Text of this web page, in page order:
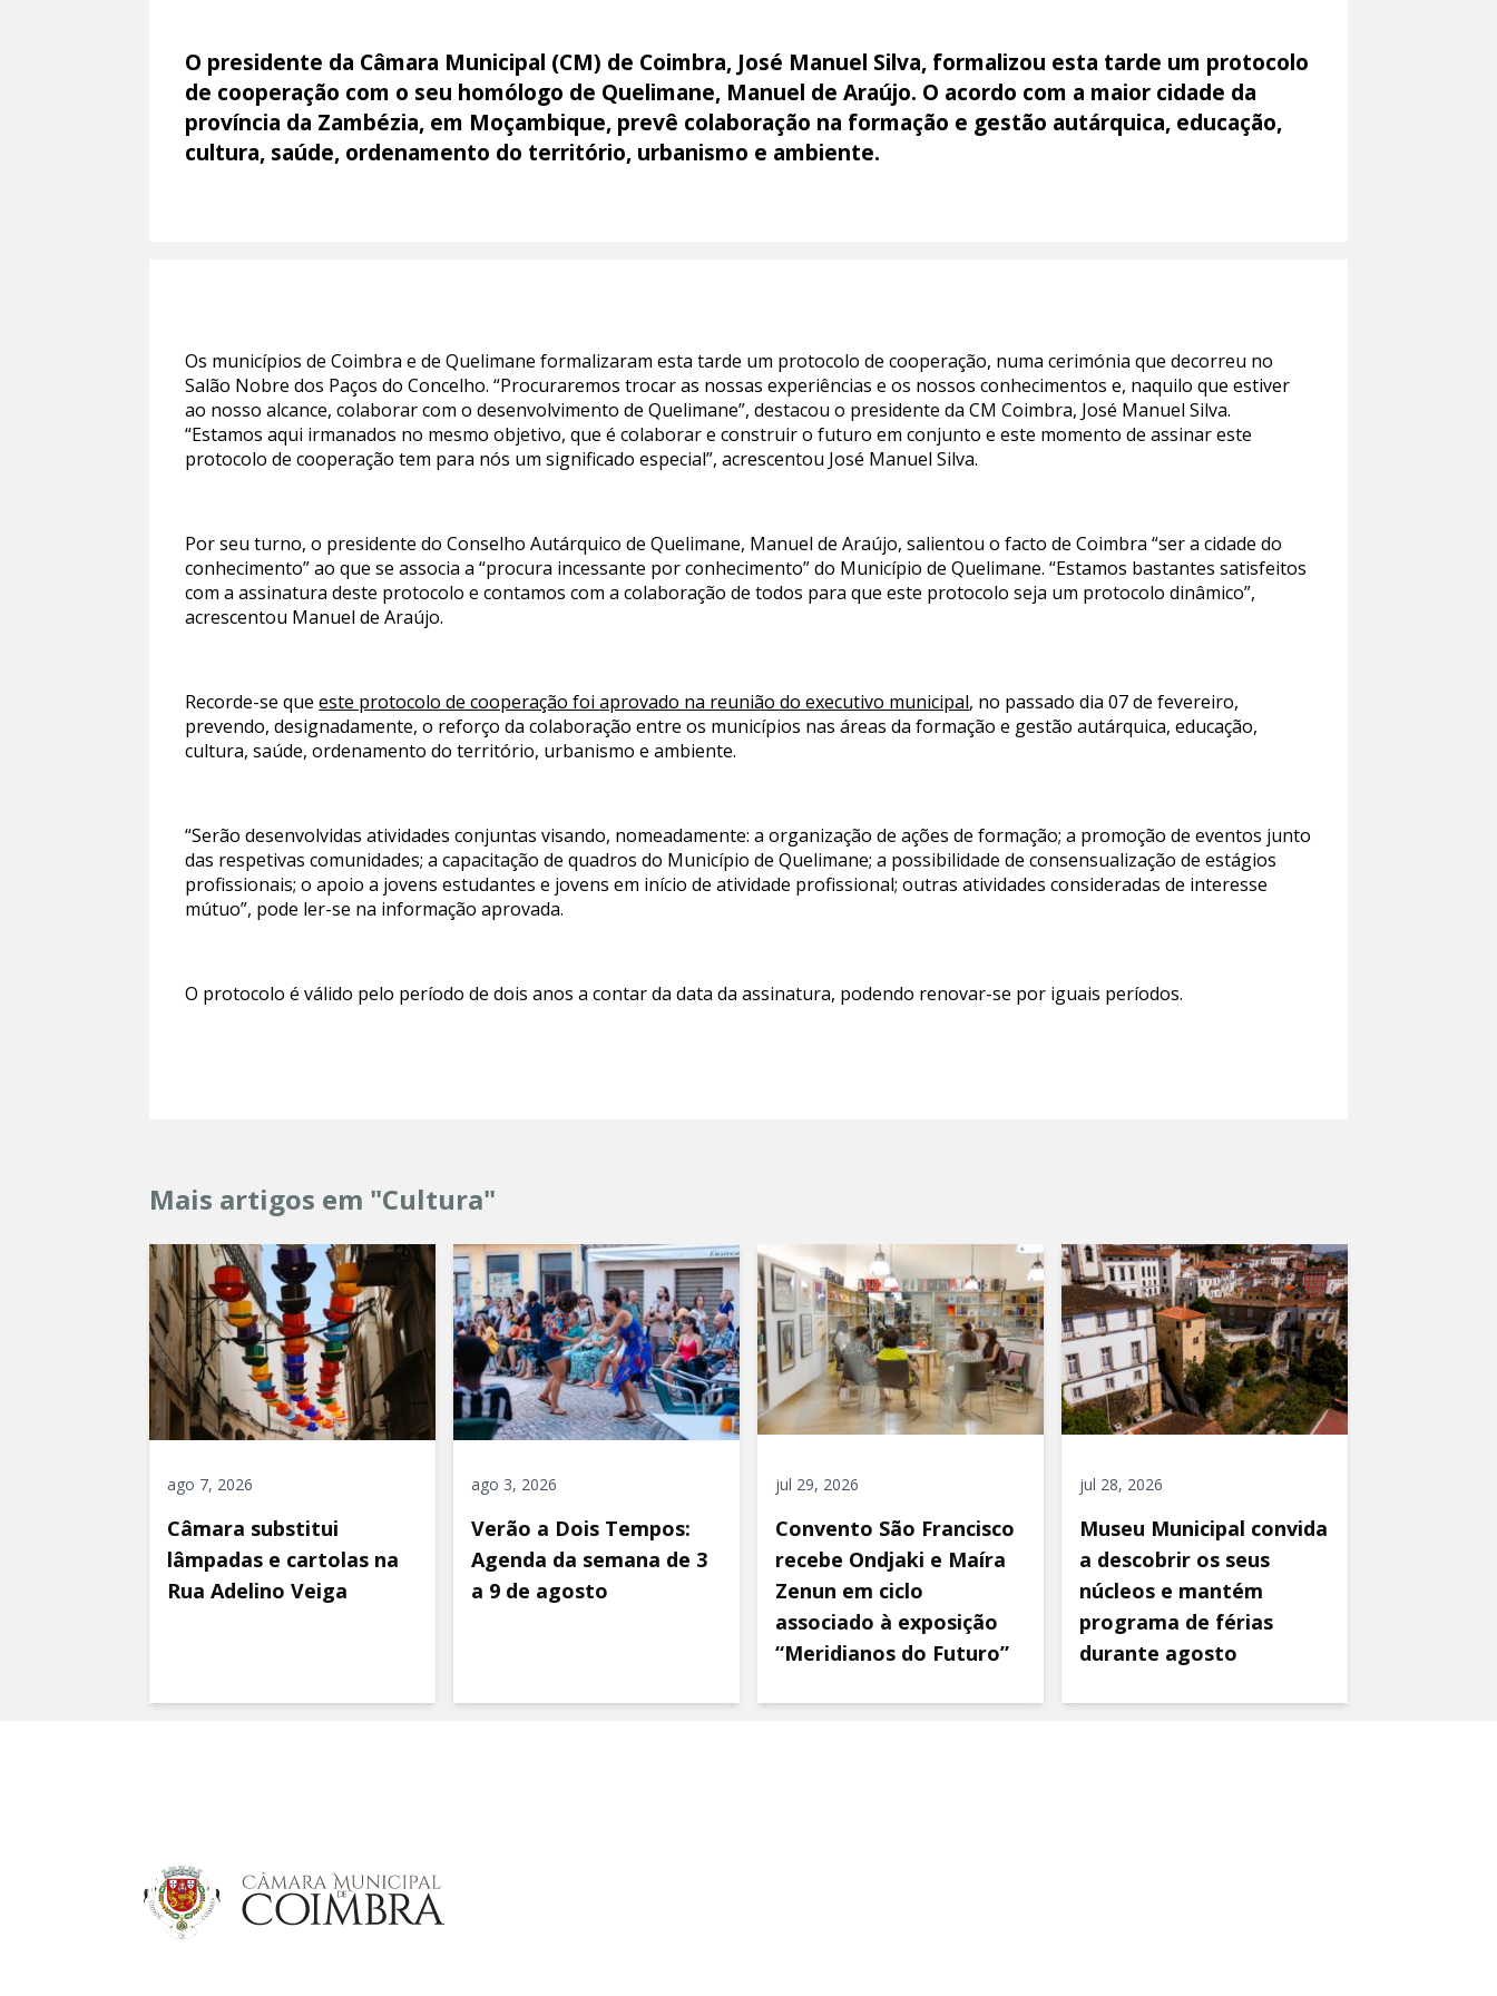
O presidente da Câmara Municipal (CM) de Coimbra, José Manuel Silva, formalizou esta tarde um protocolo
de cooperação com o seu homólogo de Quelimane, Manuel de Araújo. O acordo com a maior cidade da
província da Zambézia, em Moçambique, prevê colaboração na formação e gestão autárquica, educação,
cultura, saúde, ordenamento do território, urbanismo e ambiente.
Os municípios de Coimbra e de Quelimane formalizaram esta tarde um protocolo de cooperação, numa cerimónia que decorreu no
Salão Nobre dos Paços do Concelho. “Procuraremos trocar as nossas experiências e os nossos conhecimentos e, naquilo que estiver
ao nosso alcance, colaborar com o desenvolvimento de Quelimane”, destacou o presidente da CM Coimbra, José Manuel Silva.
“Estamos aqui irmanados no mesmo objetivo, que é colaborar e construir o futuro em conjunto e este momento de assinar este
protocolo de cooperação tem para nós um significado especial”, acrescentou José Manuel Silva.
Por seu turno, o presidente do Conselho Autárquico de Quelimane, Manuel de Araújo, salientou o facto de Coimbra “ser a cidade do
conhecimento” ao que se associa a “procura incessante por conhecimento” do Município de Quelimane. “Estamos bastantes satisfeitos
com a assinatura deste protocolo e contamos com a colaboração de todos para que este protocolo seja um protocolo dinâmico”,
acrescentou Manuel de Araújo.
Recorde-se queeste protocolo de cooperação foi aprovado na reunião do executivo municipal, no passado dia 07 de fevereiro,
prevendo, designadamente, o reforço da colaboração entre os municípios nas áreas da formação e gestão autárquica, educação,
cultura, saúde, ordenamento do território, urbanismo e ambiente.
“Serão desenvolvidas atividades conjuntas visando, nomeadamente: a organização de ações de formação; a promoção de eventos junto
das respetivas comunidades; a capacitação de quadros do Município de Quelimane; a possibilidade de consensualização de estágios
profissionais; o apoio a jovens estudantes e jovens em início de atividade profissional; outras atividades consideradas de interesse
mútuo”, pode ler-se na informação aprovada.
O protocolo é válido pelo período de dois anos a contar da data da assinatura, podendo renovar-se por iguais períodos.
Mais artigos em "Cultura"
ago 7, 2026
Câmara substitui
lâmpadas e cartolas na
Rua Adelino Veiga
ago 3, 2026
Verão a Dois Tempos:
Agenda da semana de 3
a 9 de agosto
jul 29, 2026
Convento São Francisco
recebe Ondjaki e Maíra
Zenun em ciclo
associado à exposição
“Meridianos do Futuro”
jul 28, 2026
Museu Municipal convida
a descobrir os seus
núcleos e mantém
programa de férias
durante agosto